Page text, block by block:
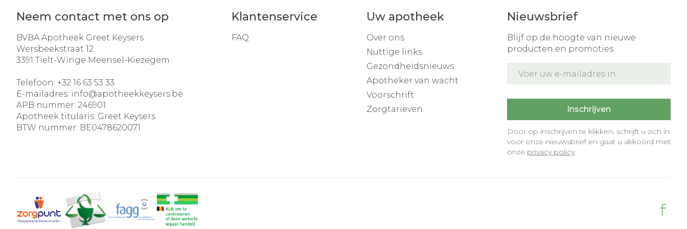
Neem contact met ons op
BVBA Apotheek Greet Keysers
Wersbeekstraat 12
3391 Tielt-Winge Meensel-Kiezegem
Telefoon: +32 16 63 53 33
E-mailadres: info@apotheekkeysers.be
APB nummer: 246901
Apotheek titularis: Greet Keysers
BTW nummer: BE0478620071
Klantenservice
FAQ
Uw apotheek
Over ons
Nuttige links
Gezondheidsnieuws
Apotheker van wacht
Voorschrift
Zorgtarieven
Nieuwsbrief
Blijf op de hoogte van nieuwe
producten en promoties
Inschrijven
Door op inschrijven te klikken, schrijft u zich in
voor onze nieuwsbrief en gaat u akkoord met
onze privacy policy.